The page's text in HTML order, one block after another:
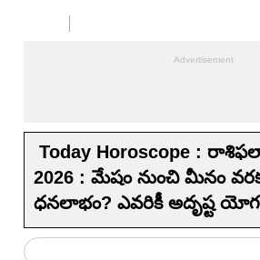
Today Horoscope :
2026 : మేషం నుంచి మీనం
ధనలాభం? ఎవరికీ అదృష్ట